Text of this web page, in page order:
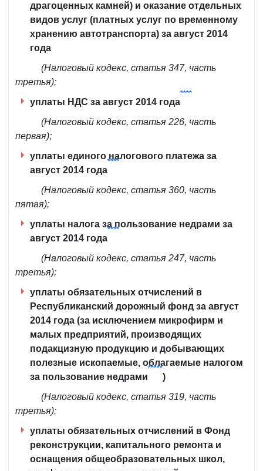
драгоценных камней) и оказание отдельных
видов услуг (платных услуг по временному
хранению автотранспорта) за август 2014
года
(Налоговый кодекс, статья 347, часть
третья);
уплаты НДС за август 2014 года
****
(Налоговый кодекс, статья 226, часть
первая);
уплаты единого налогового платежа за
август 2014 года
****
(Налоговый кодекс, статья 360, часть
пятая);
уплаты налога за пользование недрами за
август 2014 года
****
(Налоговый кодекс, статья 247, часть
третья);
уплаты обязательных отчислений в
Республиканский дорожный фонд за август
2014 года (за исключением микрофирм и
малых предприятий, производящих
подакцизную продукцию и добывающих
полезные ископаемые, облагаемые налогом
за пользование недрами
*****
)
(Налоговый кодекс, статья 319, часть
третья);
уплаты обязательных отчислений в Фонд
реконструкции, капитального ремонта и
оснащения общеобразовательных школ,